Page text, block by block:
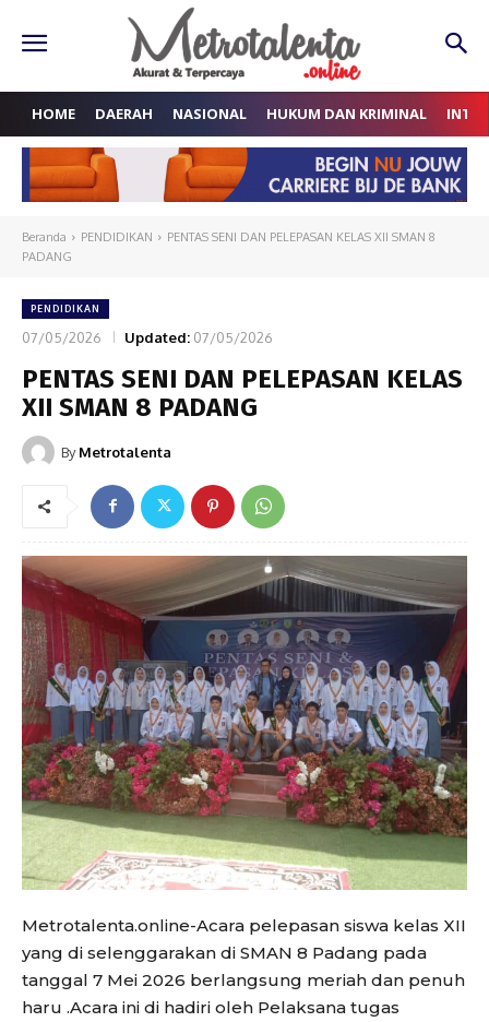
HOME DAERAH NASIONAL HUKUM DAN KRIMINAL
Beranda PENDIDIKAN
PENTAS SENI DAN PELEPASAN KELAS XII SMAN 8
PADANG
PENDIDIKAN
07/05/2026 Updated: 07/05/2026
PENTAS SENI DAN PELEPASAN KELAS
XII SMAN 8 PADANG
By Metrotalenta
Metrotalenta.online-Acara pelepasan siswa kelas XII
yang di selenggarakan di SMAN 8 Padang pada
tanggal 7 Mei 2026 berlangsung meriah dan penuh
haru .Acara ini di hadiri oleh Pelaksana tugas